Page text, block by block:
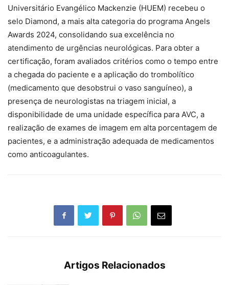
Universitário Evangélico Mackenzie (HUEM) recebeu o
selo Diamond, a mais alta categoria do programa Angels
Awards 2024, consolidando sua excelência no
atendimento de urgências neurológicas. Para obter a
certificação, foram avaliados critérios como o tempo entre
a chegada do paciente e a aplicação do trombolítico
(medicamento que desobstrui o vaso sanguíneo), a
presença de neurologistas na triagem inicial, a
disponibilidade de uma unidade específica para AVC, a
realização de exames de imagem em alta porcentagem de
pacientes, e a administração adequada de medicamentos
como anticoagulantes.
Artigos Relacionados